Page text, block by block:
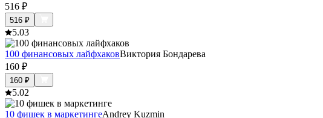
516 ₽
516 ₽
5.03
100 финансовых лайфхаковВиктория Бондарева
160 ₽
160 ₽
5.02
10 фишек в маркетингеAndrey Kuzmin